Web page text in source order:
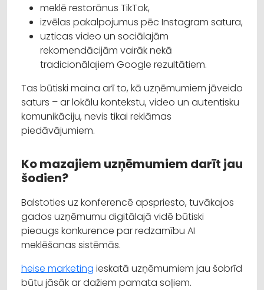
meklē restorānus TikTok,
izvēlas pakalpojumus pēc Instagram satura,
uzticas video un sociālajām
rekomendācijām vairāk nekā
tradicionālajiem Google rezultātiem.
Tas būtiski maina arī to, kā uzņēmumiem jāveido
saturs – ar lokālu kontekstu, video un autentisku
komunikāciju, nevis tikai reklāmas
piedāvājumiem.
Ko mazajiem uzņēmumiem darīt jau
šodien?
Balstoties uz konferencē apspriesto, tuvākajos
gados uzņēmumu digitālajā vidē būtiski
pieaugs konkurence par redzamību AI
meklēšanas sistēmās.
heise marketing ieskatā uzņēmumiem jau šobrīd
būtu jāsāk ar dažiem pamata soļiem.